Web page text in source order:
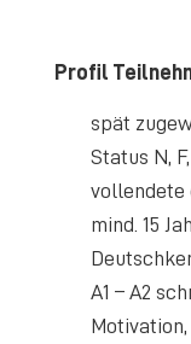
Profil
spät
Status N,
mind. 15
A1 – A2